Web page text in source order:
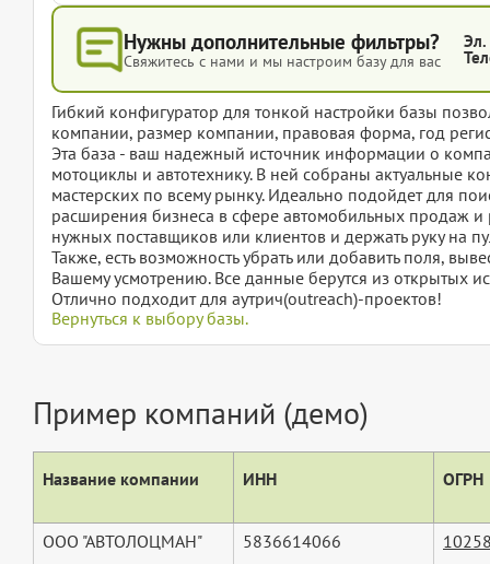
Нужны дополнительные фильтры?
Свяжитесь с нами и мы настроим базу для вас
Эл.
Гибкий конфигуратор для тонкой настройки базы
компании, размер компании, правовая форма, год
Эта база - ваш надежный источник информации о
мотоциклы и автотехнику. В ней собраны актуальные
мастерских по всему рынку. Идеально подойдет для
расширения бизнеса в сфере автомобильных продаж и
нужных поставщиков или клиентов и держать руку на
Также, есть возможность убрать или добавить поля,
Вашему усмотрению. Все данные берутся из открытых
Отлично подходит для аутрич(outreach)-проектов!
Вернуться к выбору базы.
Пример компаний (демо)
Название компании ИНН ОГРН
ООО "АВТОЛОЦМАН" 5836614066